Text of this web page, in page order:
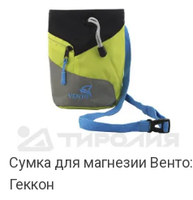
Сумка для магнезии Венто:
Геккон